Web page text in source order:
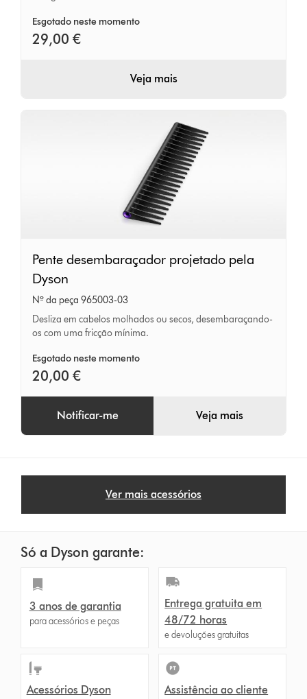
(Púrpura/Preto)
Esgotado neste momento
29,00 €
Veja mais
desembaraçador
projetado
pela
Dyson
Pente desembaraçador projetado pela
Dyson
Nº da peça 965003-03
Desliza em cabelos molhados ou secos, desembaraçando-
os com uma fricção mínima.
Esgotado neste momento
20,00 €
Notificar-me Veja mais
Ver mais acessórios
Só a Dyson garante:
3 anos de garantia
para acessórios e peças
Entrega gratuita em
48/72 horas
e devoluções gratuitas
Acessórios Dyson
Assistência ao cliente